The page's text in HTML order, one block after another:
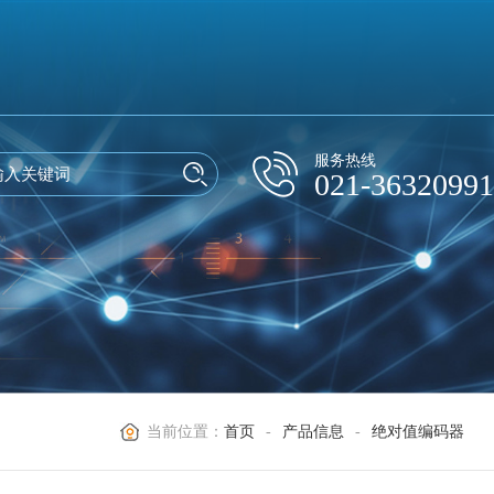
服务热线
021-36320991
当前位置：首页 - 产品信息 - 绝对值编码器